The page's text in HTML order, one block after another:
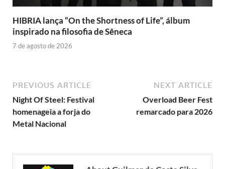
HIBRIA lança “On the Shortness of Life”, álbum
inspirado na filosofia de Sêneca
7 de agosto de 2026
PREVIOUS ARTICLE
Night Of Steel: Festival
homenageia a forja do
Metal Nacional
NEXT ARTICLE
Overload Beer Fest
remarcado para 2026